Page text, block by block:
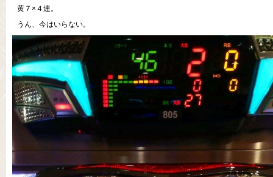
黄７×４連。
うん、今はいらない。